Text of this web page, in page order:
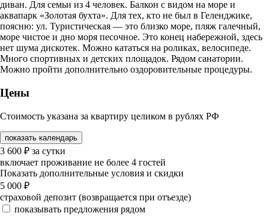
диван. Для семьи из 4 человек. Балкон с видом на море и
аквапарк «Золотая бухта». Для тех, кто не был в Геленджике,
поясню: ул. Туристическая — это близко море, пляж галечный,
море чистое и дно моря песочное. Это конец набережной, здесь
нет шума дискотек. Можно кататься на роликах, велосипеде.
Много спортивных и детских площадок. Рядом санатории.
Можно пройти дополнительно оздоровительные процедуры.
Цены
Стоимость указана за квартиру целиком в рублях РФ
показать календарь
3 600 ₽ за сутки
включает проживание не более 4 гостей
Показать дополнительные условия и скидки
5 000 ₽
страховой депозит (возвращается при отъезде)
показывать предложения рядом